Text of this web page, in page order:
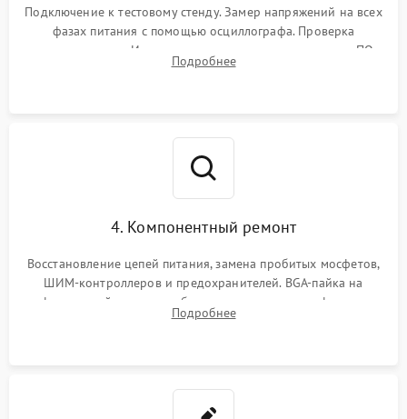
Подключение к тестовому стенду. Замер напряжений на всех
фазах питания с помощью осциллографа. Проверка
инициализации. Использование специализированного ПО
MATS
Подробнее
4. Компонентный ремонт
Восстановление цепей питания, замена пробитых мосфетов,
ШИМ-контроллеров и предохранителей. BGA-пайка на
инфракрасной станции реболлинг или замена графического
чипа и дефектной памяти GDDR. Прошивка BIOS
Подробнее